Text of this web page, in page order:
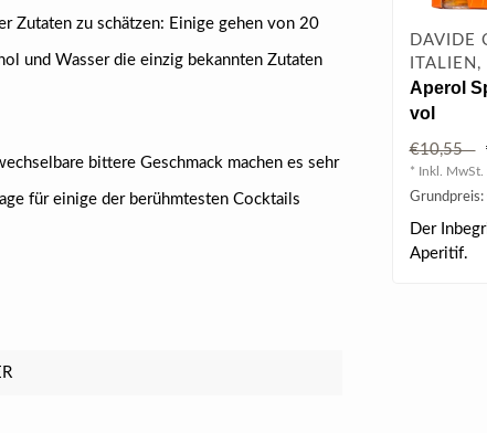
Zutaten zu schätzen: Einige gehen von 20
und Wasser die einzig bekannten Zutaten
bittere Geschmack machen es sehr
für einige der berühmtesten Cocktails
DAVIDE
Aperol
vol
€10,55
* Inkl. MwSt.
Der
Aperitif.